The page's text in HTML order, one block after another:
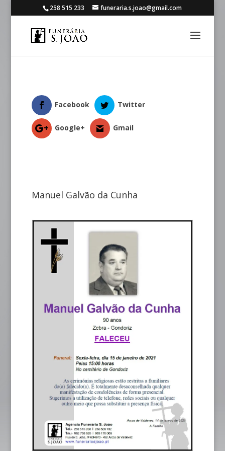
258 515 233 funeraria.s.joao@gmail.com
Facebook Twitter
Google+ Gmail
Manuel Galvão da Cunha